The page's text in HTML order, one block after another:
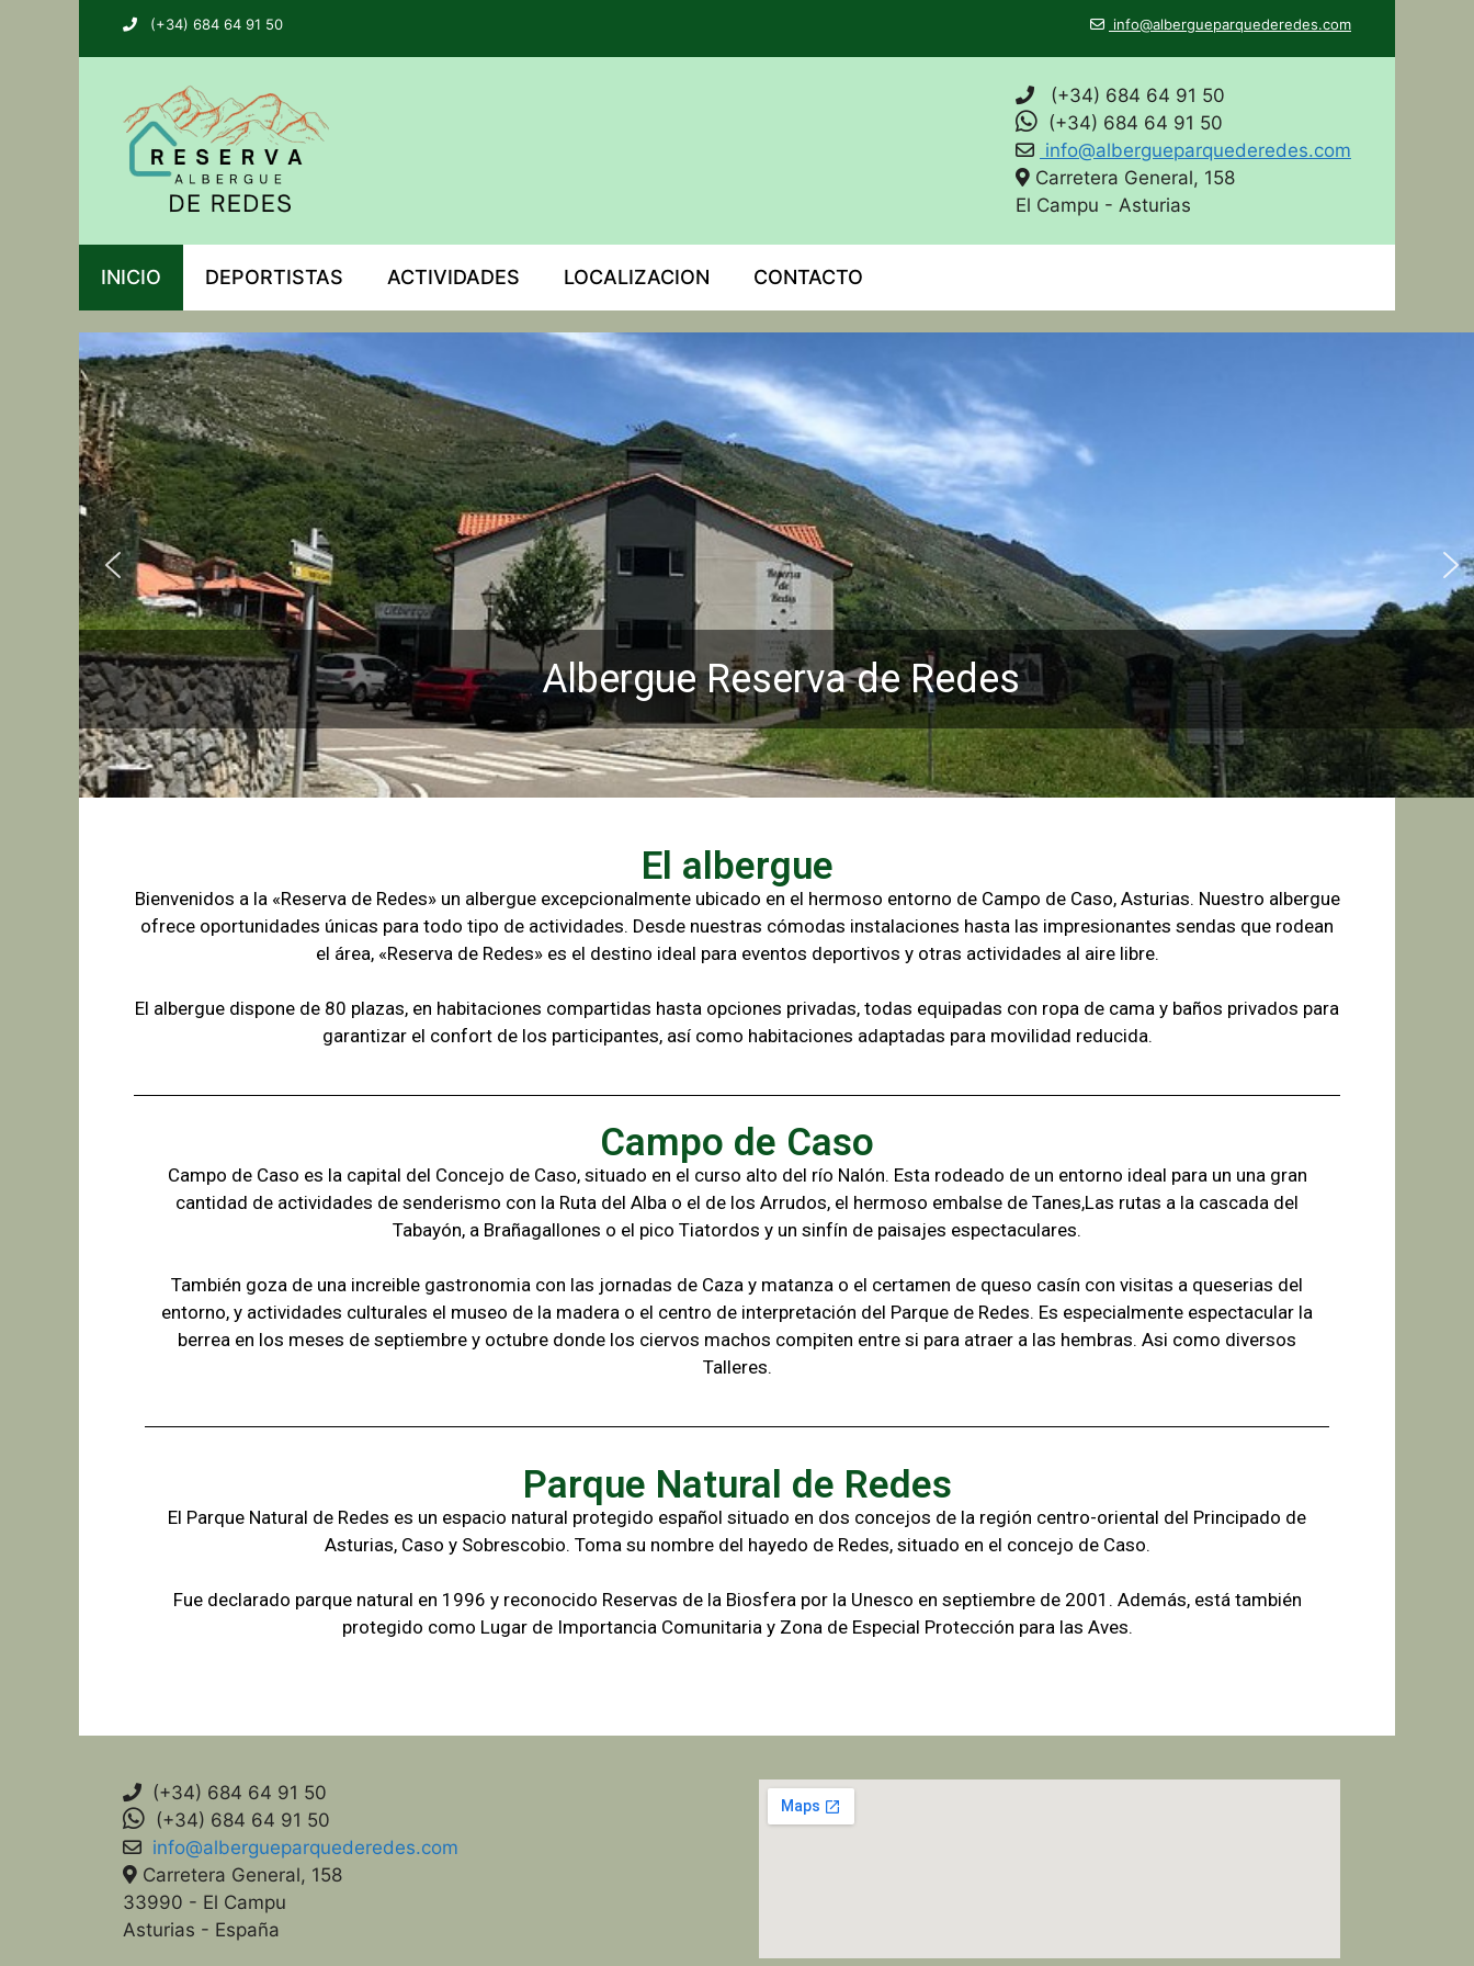
(+34) 684 64 91 50 info@albergueparquederedes.com
(+34) 684 64 91 50
(+34) 684 64 91 50
info@albergueparquederedes.com
Carretera General, 158
El Campu - Asturias
INICIO DEPORTISTAS ACTIVIDADES LOCALIZACION CONTACTO
Albergue Reserva de Redes
El albergue
Bienvenidos a la «Reserva de Redes» un albergue excepcionalmente ubicado en el hermoso entorno de Campo de Caso, Asturias. Nuestro albergue
ofrece oportunidades únicas para todo tipo de actividades. Desde nuestras cómodas instalaciones hasta las impresionantes sendas que rodean
el área, «Reserva de Redes» es el destino ideal para eventos deportivos y otras actividades al aire libre.
El albergue dispone de 80 plazas, en habitaciones compartidas hasta opciones privadas, todas equipadas con ropa de cama y baños privados para
garantizar el confort de los participantes, así como habitaciones adaptadas para movilidad reducida.
Campo de Caso
Campo de Caso es la capital del Concejo de Caso, situado en el curso alto del río Nalón. Esta rodeado de un entorno ideal para un una gran
cantidad de actividades de senderismo con la Ruta del Alba o el de los Arrudos, el hermoso embalse de Tanes,Las rutas a la cascada del
Tabayón, a Brañagallones o el pico Tiatordos y un sinfín de paisajes espectaculares.
También goza de una increible gastronomia con las jornadas de Caza y matanza o el certamen de queso casín con visitas a queserias del
entorno, y actividades culturales el museo de la madera o el centro de interpretación del Parque de Redes. Es especialmente espectacular la
berrea en los meses de septiembre y octubre donde los ciervos machos compiten entre si para atraer a las hembras. Asi como diversos
Talleres.
Parque Natural de Redes
El Parque Natural de Redes es un espacio natural protegido español situado en dos concejos de la región centro-oriental del Principado de
Asturias, Caso y Sobrescobio. Toma su nombre del hayedo de Redes, situado en el concejo de Caso.
Fue declarado parque natural en 1996 y reconocido Reservas de la Biosfera por la Unesco en septiembre de 2001. Además, está también
protegido como Lugar de Importancia Comunitaria y Zona de Especial Protección para las Aves.
(+34) 684 64 91 50
(+34) 684 64 91 50
info@albergueparquederedes.com
Carretera General, 158
33990 - El Campu
Asturias - España